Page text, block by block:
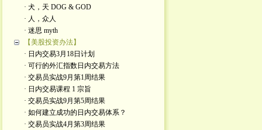
· 犬，天 DOG & GOD
· 人，众人
· 迷思 myth
【美股投资办法】
· 日内交易3月18日计划
· 可行的外汇指数日内交易方法
· 交易员实战9月第1周结果
· 日内交易课程 1 宗旨
· 交易员实战9月第5周结果
· 如何建立成功的日内交易体系？
· 交易员实战4月第3周结果